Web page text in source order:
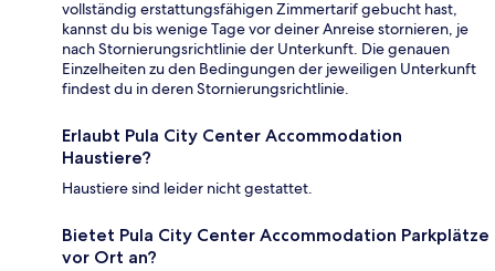
vollständig erstattungsfähigen Zimmertarif gebucht hast,
kannst du bis wenige Tage vor deiner Anreise stornieren, je
nach Stornierungsrichtlinie der Unterkunft. Die genauen
Einzelheiten zu den Bedingungen der jeweiligen Unterkunft
findest du in deren Stornierungsrichtlinie.
Erlaubt Pula City Center Accommodation
Haustiere?
Haustiere sind leider nicht gestattet.
Bietet Pula City Center Accommodation Parkplätze
vor Ort an?